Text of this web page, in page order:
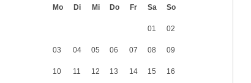
Mo Di Mi Do Fr Sa So
01 02
03 04 05 06 07 08 09
10 11 12 13 14 15 16